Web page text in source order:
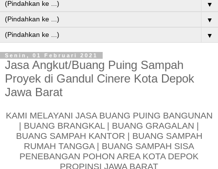
▼
▼
▼
Senin, 01 Februari 2021
Jasa Angkut/Buang Puing Sampah
Proyek di Gandul Cinere Kota Depok
Jawa Barat
KAMI MELAYANI JASA BUANG PUING BANGUNAN
| BUANG BRANGKAL | BUANG GRAGALAN |
BUANG SAMPAH KANTOR | BUANG SAMPAH
RUMAH TANGGA | BUANG SAMPAH SISA
PENEBANGAN POHON AREA KOTA DEPOK
PROPINSI JAWA BARAT